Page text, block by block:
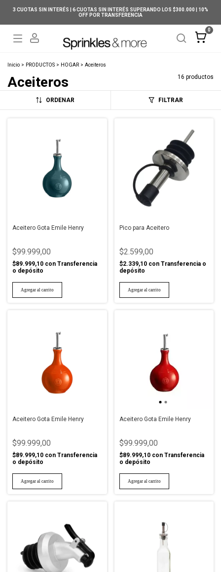
3 CUOTAS SIN INTERÉS | 6 CUOTAS SIN INTERÉS SUPERANDO LOS $300.000 | 10%
OFF POR TRANSFERENCIA
0
Inicio > PRODUCTOS > HOGAR > Aceiteros
Aceiteros 16 productos
ORDENAR FILTRAR
Aceitero Gota Emile Henry
$99.999,00
$89.999,10 con Transferencia
o depósito
Pico para Aceitero
$2.599,00
$2.339,10 con Transferencia o
depósito
Aceitero Gota Emile Henry
$99.999,00
$89.999,10 con Transferencia
o depósito
Aceitero Gota Emile Henry
$99.999,00
$89.999,10 con Transferencia
o depósito